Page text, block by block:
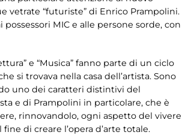
vetrate “futuriste” di Enrico Prampolini.
MIC e alle persone sorde, con
e “Musica” fanno parte di un ciclo
si trovava nella casa dell’artista. Sono
uno dei caratteri distintivi del
e di Prampolini in particolare, che è
rinnovandolo, ogni aspetto del vivere
di creare l’opera d’arte totale.